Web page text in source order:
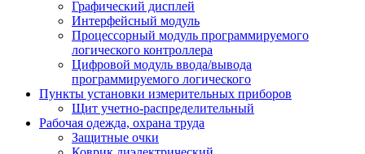
Графический дисплей
Интерфейсный модуль
Процессорный модуль программируемого
логического контроллера
Цифровой модуль ввода/вывода
программируемого логического
Пункты установки измерительных приборов
Щит учетно-распределительный
Рабочая одежда, охрана труда
Защитные очки